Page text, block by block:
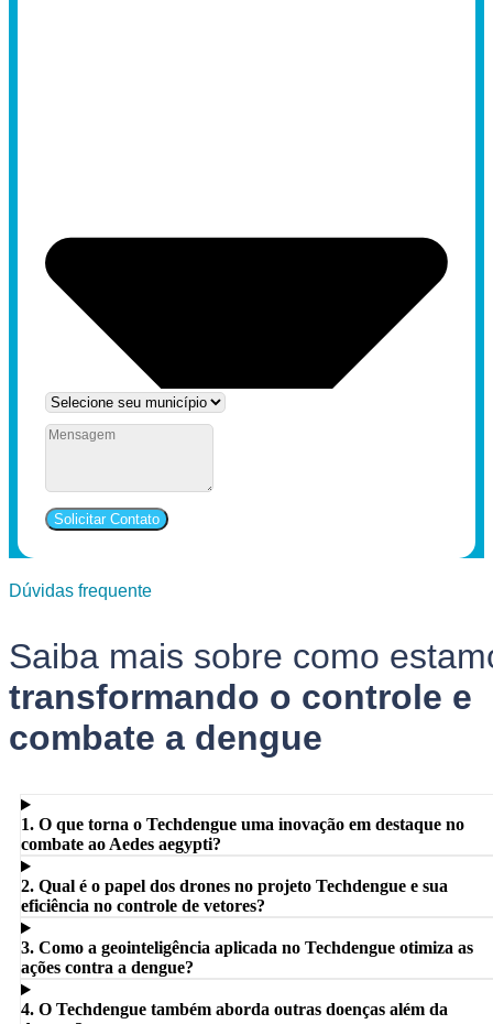
Solicitar Contato
Dúvidas frequente
Saiba mais sobre como
transformando o controle e
combate a dengue
1. O que torna o Techdengue uma inovação em destaque no
combate ao Aedes aegypti?
2. Qual é o papel dos drones no projeto Techdengue e sua
eficiência no controle de vetores?
3. Como a geointeligência aplicada no Techdengue otimiza as
ações contra a dengue?
4. O Techdengue também aborda outras doenças além da